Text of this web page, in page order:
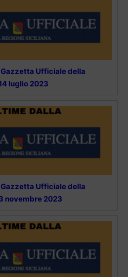
Ufficiale della
luglio 2023
Ufficiale della
novembre 2023